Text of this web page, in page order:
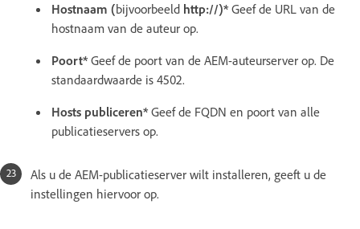
Hostnaam (bijvoorbeeld http://)* Geef de URL van de
hostnaam van de auteur op.
Poort* Geef de poort van de AEM-auteurserver op. De
standaardwaarde is 4502.
Hosts publiceren* Geef de FQDN en poort van alle
publicatieservers op.
Als u de AEM-publicatieserver wilt installeren, geeft u de
instellingen hiervoor op.